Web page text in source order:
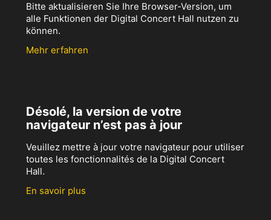
Bitte aktualisieren Sie Ihre Browser-Version, um
alle Funktionen der Digital Concert Hall nutzen zu
können.
Mehr erfahren
Désolé, la version de votre
navigateur n’est pas à jour
Veuillez mettre à jour votre navigateur pour utiliser
toutes les fonctionnalités de la Digital Concert
Hall.
En savoir plus